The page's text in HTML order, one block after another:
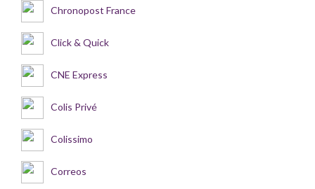
Chronopost France
Click & Quick
CNE Express
Colis Privé
Colissimo
Correos